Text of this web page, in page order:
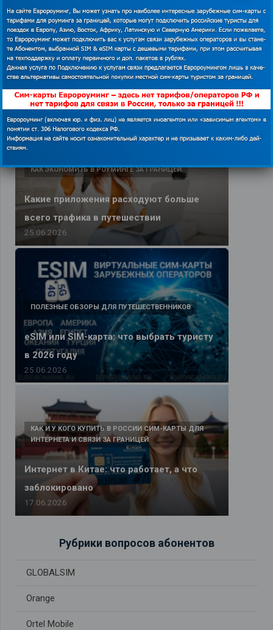
Vodafone
43 поста
Ortel Mobile
11 постов
Новое на сайте
Какие приложения расходуют больше
всего трафика в путешествии
КАК ЭКОНОМИТЬ В РОУМИНГЕ ЗА ГРАНИЦЕЙ
25.06.2026
eSIM или SIM-карта: что выбрать туристу
в 2026 году
ПОЛЕЗНЫЕ ОБЗОРЫ ДЛЯ ПУТЕШЕСТВЕННИКОВ
25.06.2026
Интернет в Китае: что работает, а что
заблокировано
КАК И У КОГО КУПИТЬ В РОССИИ СИМ-КАРТЫ ДЛЯ
ИНТЕРНЕТА И СВЯЗИ ЗА ГРАНИЦЕЙ
17.06.2026
Рубрики вопросов абонентов
GLOBALSIM
Orange
Ortel Mobile